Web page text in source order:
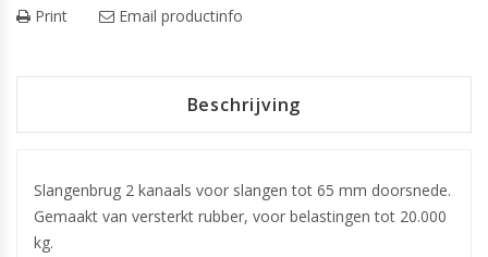
Print Email productinfo
Beschrijving
Slangenbrug 2 kanaals voor slangen tot 65 mm doorsnede.
Gemaakt van versterkt rubber, voor belastingen tot 20.000
kg.